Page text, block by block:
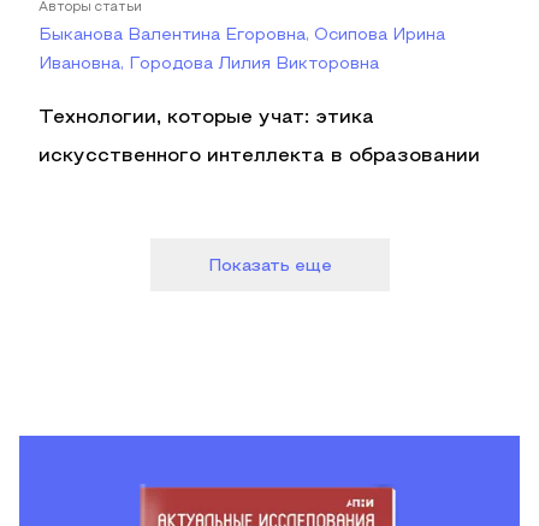
Авторы статьи
Быканова Валентина Егоровна, Осипова Ирина
Ивановна, Городова Лилия Викторовна
Технологии, которые учат: этика
искусственного интеллекта в образовании
Показать еще